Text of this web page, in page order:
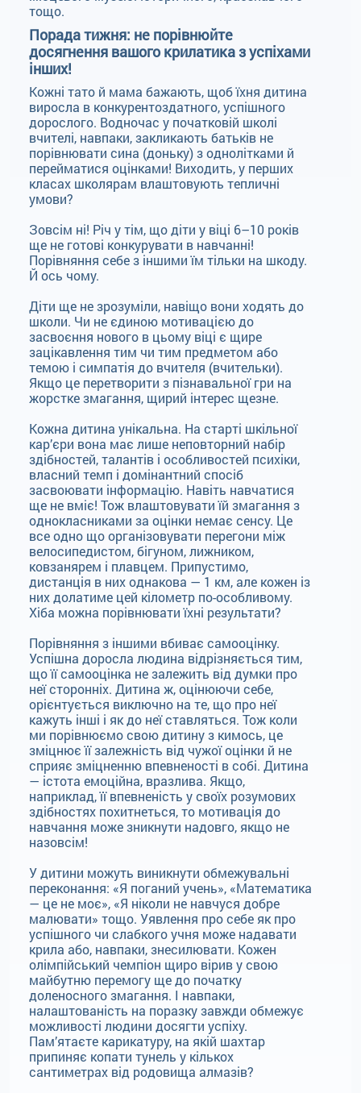
тощо.
Порада тижня: не порівнюйте
досягнення вашого крилатика з успіхами
інших!
Кожні тато й мама бажають, щоб їхня дитина
виросла в конкурентоздатного, успішного
дорослого. Водночас у початковій школі
вчителі, навпаки, закликають батьків не
порівнювати сина (доньку) з однолітками й
перейматися оцінками! Виходить, у перших
класах школярам влаштовують тепличні
умови?
Зовсім ні! Річ у тім, що діти у віці 6–10 років
ще не готові конкурувати в навчанні!
Порівняння себе з іншими їм тільки на шкоду.
Й ось чому.
Діти ще не зрозуміли, навіщо вони ходять до
школи. Чи не єдиною мотивацією до
засвоєння нового в цьому віці є щире
зацікавлення тим чи тим предметом або
темою і симпатія до вчителя (вчительки).
Якщо це перетворити з пізнавальної гри на
жорстке змагання, щирий інтерес щезне.
Кожна дитина унікальна. На старті шкільної
кар’єри вона має лише неповторний набір
здібностей, талантів і особливостей психіки,
власний темп і домінантний спосіб
засвоювати інформацію. Навіть навчатися
ще не вміє! Тож влаштовувати їй змагання з
однокласниками за оцінки немає сенсу. Це
все одно що організовувати перегони між
велосипедистом, бігуном, лижником,
ковзанярем і плавцем. Припустимо,
дистанція в них однакова — 1 км, але кожен із
них долатиме цей кілометр по-особливому.
Хіба можна порівнювати їхні результати?
Порівняння з іншими вбиває самооцінку.
Успішна доросла людина відрізняється тим,
що її самооцінка не залежить від думки про
неї сторонніх. Дитина ж, оцінюючи себе,
орієнтується виключно на те, що про неї
кажуть інші і як до неї ставляться. Тож коли
ми порівнюємо свою дитину з кимось, це
зміцнює її залежність від чужої оцінки й не
сприяє зміцненню впевненості в собі. Дитина
— істота емоційна, вразлива. Якщо,
наприклад, її впевненість у своїх розумових
здібностях похитнеться, то мотивація до
навчання може зникнути надовго, якщо не
назовсім!
У дитини можуть виникнути обмежувальні
переконання: «Я поганий учень», «Математика
— це не моє», «Я ніколи не навчуся добре
малювати» тощо. Уявлення про себе як про
успішного чи слабкого учня може надавати
крила або, навпаки, знесилювати. Кожен
олімпійський чемпіон щиро вірив у свою
майбутню перемогу ще до початку
доленосного змагання. І навпаки,
налаштованість на поразку завжди обмежує
можливості людини досягти успіху.
Пам’ятаєте карикатуру, на якій шахтар
припиняє копати тунель у кількох
сантиметрах від родовища алмазів?